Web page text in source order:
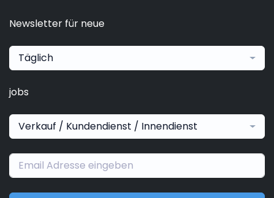
Newsletter für neue
Täglich
jobs
Verkauf / Kundendienst / Innendienst